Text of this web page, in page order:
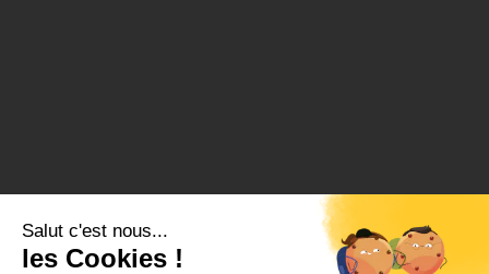
Salut c'est nous...
les Cookies !